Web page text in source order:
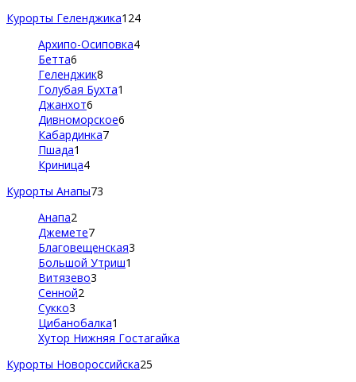
Курорты Геленджика124
Архипо-Осиповка4
Бетта6
Геленджик8
Голубая Бухта1
Джанхот6
Дивноморское6
Кабардинка7
Пшада1
Криница4
Курорты Анапы73
Анапа2
Джемете7
Благовещенская3
Большой Утриш1
Витязево3
Сенной2
Сукко3
Цибанобалка1
Хутор Нижняя Гостагайка
Курорты Новороссийска25